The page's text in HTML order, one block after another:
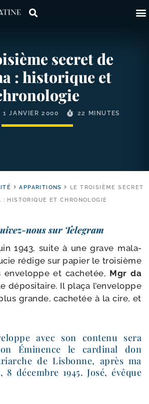
secret de
: historique et
1 JANVIER 2000 22 MINUTES
APPARITIONS
LE TROISIÈME SECRET
: HISTORIQUE ET CHRONOLOGIE
nous sur Telegram
1943, suite à une grave mala­
rédige sur papier le troi­sième
enve­loppe et cache­tée, Mgr da
dépo­si­taire. Il pla­ça l’en­ve­loppe
grande, cache­tée à la cire, et
avec son conte­nu sera
Éminence le car­di­nal don
de Lisbonne, après ma
décembre 1945. José, évêque